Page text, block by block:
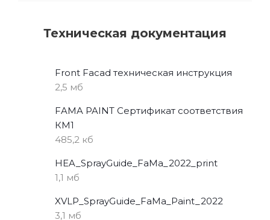
Техническая документация
Front Facad техническая инструкция
2,5 мб
FAMA PAINT Сертификат соответствия
КМ1
485,2 кб
HEA_SprayGuide_FaMa_2022_print
1,1 мб
XVLP_SprayGuide_FaMa_Paint_2022
3,1 мб